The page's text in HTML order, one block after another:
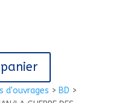
d'ouvrages > BD >